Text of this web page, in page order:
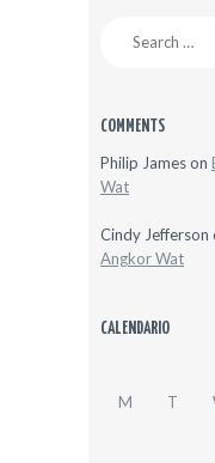
COMMENTS
Philip Jameson
Wat
Cindy Jefferson
Angkor Wat
CALENDARIO
M T